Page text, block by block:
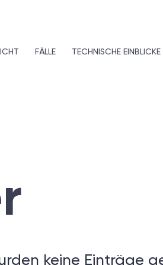
FÄLLE TECHNISCHE EINBLICKE
keine Einträge